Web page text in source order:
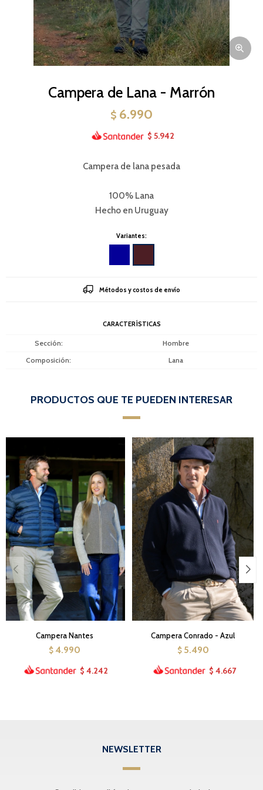
Campera de Lana - Marrón
$ 6.990
$ 5.942
Campera de lana pesada
100% Lana
Hecho en Uruguay
Variantes:
Métodos y costos de envío
CARACTERÍSTICAS
Sección
Hombre
Composición
Lana
PRODUCTOS QUE TE PUEDEN INTERESAR
Campera Nantes
$ 4.990
$ 4.242
Campera Conrado - Azul
$ 5.490
$ 4.667
NEWSLETTER